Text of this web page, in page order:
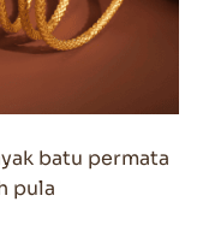
batu permata
pula